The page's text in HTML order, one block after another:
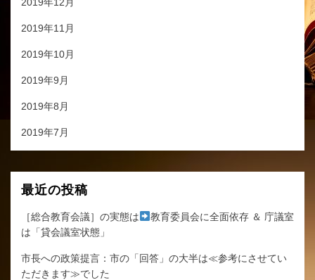
2019年11月
2019年10月
2019年9月
2019年8月
2019年7月
最近の投稿
［総合教育会議］の実態は
教育委員会に全面依存 ＆ 庁議室
は「貸会議室状態」
市長への政策提言：市の「回答」の大半は≪参考にさせてい
ただきます≫でした